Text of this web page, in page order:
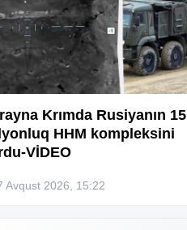
Rüşvətdə təqsirləndirilən 3
vəzifəli şəxsin məhkəməsi
başlayır
“Həyat yoldaşın istəmirsə,
Kiberpolis əməliyyat keçirdi:
Xarici saytları ələ keçirən
Krımda Rusiyanın 15
HHM kompleksini
VİDEO
Avqust 2026, 15:22